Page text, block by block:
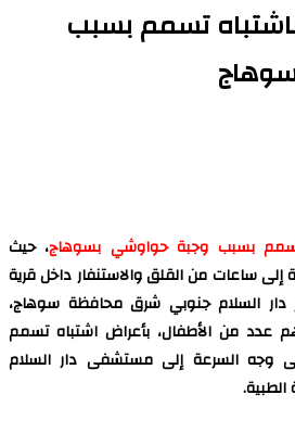
باشتباه تسمم بسبب
، حيث
إلى ساعات من القلق والاستنفار داخل قرية
دار السلام جنوبي شرق محافظة سوهاج،
شخصًا، بينهم عدد من الأطفال، بأعراض اشتباه تسمم
وجه السرعة إلى مستشفى دار السلام
الطبية.